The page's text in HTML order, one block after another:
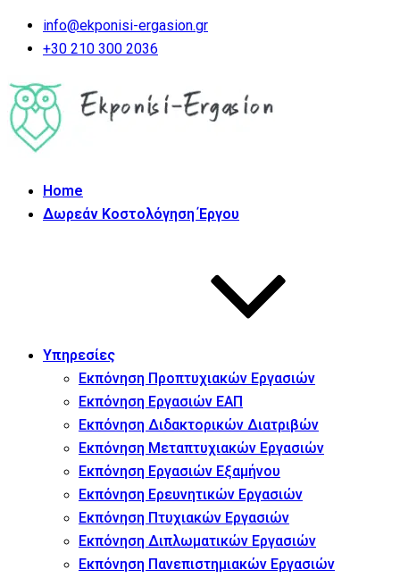
info@ekponisi-ergasion.gr
+30 210 300 2036
Home
Δωρεάν Κοστολόγηση Έργου
Υπηρεσίες
Εκπόνηση Προπτυχιακών Εργασιών
Εκπόνηση Εργασιών ΕΑΠ
Εκπόνηση Διδακτορικών Διατριβών
Εκπόνηση Μεταπτυχιακών Εργασιών
Εκπόνηση Εργασιών Εξαμήνου
Εκπόνηση Ερευνητικών Εργασιών
Εκπόνηση Πτυχιακών Εργασιών
Εκπόνηση Διπλωματικών Εργασιών
Εκπόνηση Πανεπιστημιακών Εργασιών